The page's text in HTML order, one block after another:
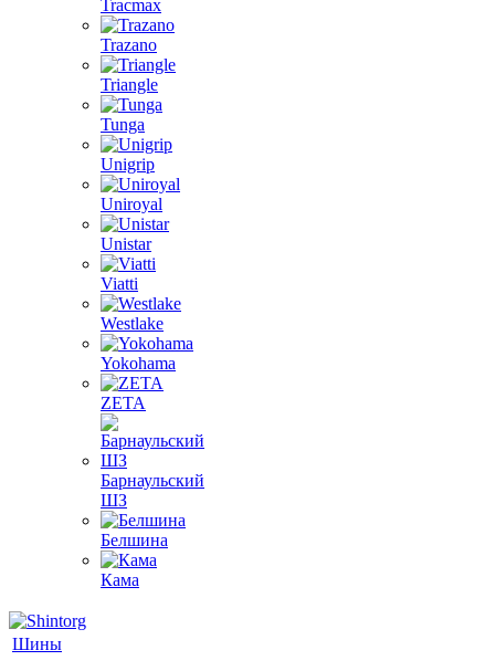
Tracmax
Trazano
Triangle
Tunga
Unigrip
Uniroyal
Unistar
Viatti
Westlake
Yokohama
ZETA
Барнаульский
ШЗ
Белшина
Кама
Шины